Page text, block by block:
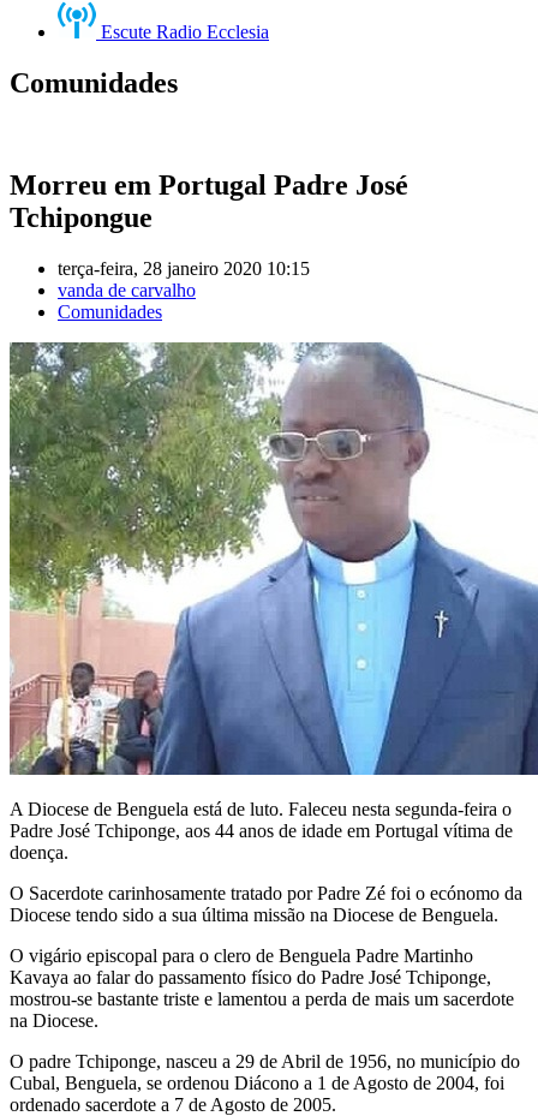
Escute Radio Ecclesia
Comunidades
Morreu em Portugal Padre José
Tchipongue
terça-feira, 28 janeiro 2020 10:15
vanda de carvalho
Comunidades
A Diocese de Benguela está de luto. Faleceu nesta segunda-feira o
Padre José Tchiponge, aos 44 anos de idade em Portugal vítima de
doença.
O Sacerdote carinhosamente tratado por Padre Zé foi o ecónomo da
Diocese tendo sido a sua última missão na Diocese de Benguela.
O vigário episcopal para o clero de Benguela Padre Martinho
Kavaya ao falar do passamento físico do Padre José Tchiponge,
mostrou-se bastante triste e lamentou a perda de mais um sacerdote
na Diocese.
O padre Tchiponge, nasceu a 29 de Abril de 1956, no município do
Cubal, Benguela, se ordenou Diácono a 1 de Agosto de 2004, foi
ordenado sacerdote a 7 de Agosto de 2005.